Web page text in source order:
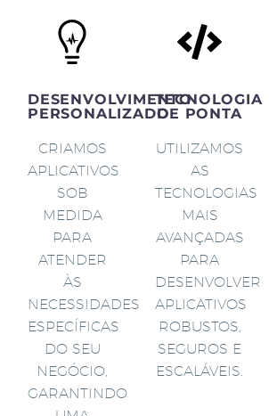
DESENVOLVIMENTO
PERSONALIZADO
CRIAMOS
APLICATIVOS
SOB
MEDIDA
PARA
ATENDER
ÀS
NECESSIDADES
ESPECÍFICAS
DO SEU
NEGÓCIO,
GARANTINDO
TECNOLOGIA
DE PONTA
UTILIZAMOS
AS
TECNOLOGIAS
MAIS
AVANÇADAS
PARA
DESENVOLVER
APLICATIVOS
ROBUSTOS,
SEGUROS E
ESCALÁVEIS.